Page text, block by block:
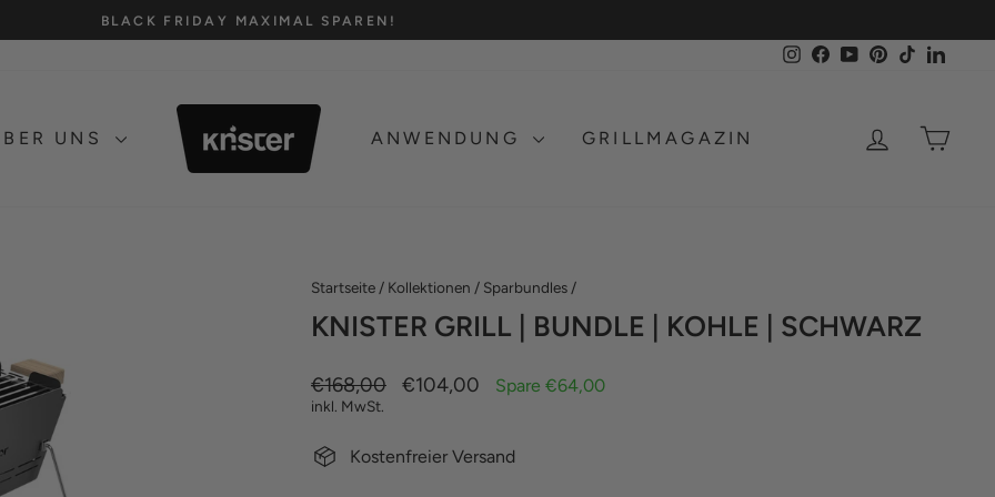
Pause
BLACK FRIDAY MAXIMAL SPAREN!
InstagramFacebookYouTubePinterest
TikTok
UNS ANWENDUNG GRILLMAGAZIN
Startseite / Kollektionen / Sparbundles /
KNISTER GRILL | BUNDLE | KOHLE | SCHWARZ
Normaler
Preis
€168,00 Sonderpreis
€104,00 Spare €64,00
inkl. MwSt.
Kostenfreier Versand